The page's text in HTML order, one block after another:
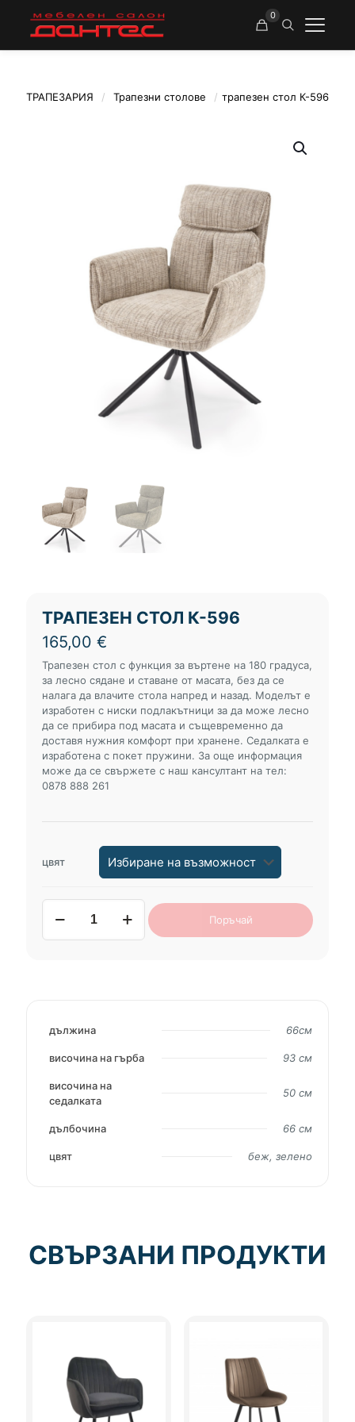
0
ТРАПЕЗАРИЯ / Трапезни столове / трапезен стол К-596
ТРАПЕЗЕН СТОЛ К-596
165,00 €
Трапезен стол с функция за въртене на 180 градуса,
за лесно сядане и ставане от масата, без да се
налага да влачите стола напред и назад. Моделът е
изработен с ниски подлакътници за да може лесно
да се прибира под масата и същевременно да
доставя нужния комфорт при хранене. Седалката е
изработена с покет пружини. За още информация
може да се свържете с наш кансултант на тел:
0878 888 261
цвят
Поръчай
дължина 66см
височина на гърба 93 см
височина на
седалката
50 см
дълбочина 66 см
цвят беж, зелено
СВЪРЗАНИ ПРОДУКТИ